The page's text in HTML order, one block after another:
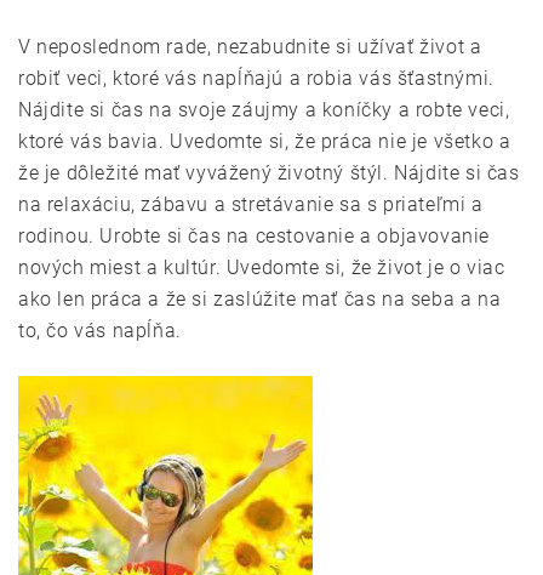
V neposlednom rade, nezabudnite si užívať život a
robiť veci, ktoré vás napĺňajú a robia vás šťastnými.
Nájdite si čas na svoje záujmy a koníčky a robte veci,
ktoré vás bavia. Uvedomte si, že práca nie je všetko a
že je dôležité mať vyvážený životný štýl. Nájdite si čas
na relaxáciu, zábavu a stretávanie sa s priateľmi a
rodinou. Urobte si čas na cestovanie a objavovanie
nových miest a kultúr. Uvedomte si, že život je o viac
ako len práca a že si zaslúžite mať čas na seba a na
to, čo vás napĺňa.